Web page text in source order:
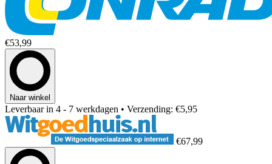
€53,99
Naar winkel
Leverbaar in 4 - 7 werkdagen • Verzending: €5,95
€67,99